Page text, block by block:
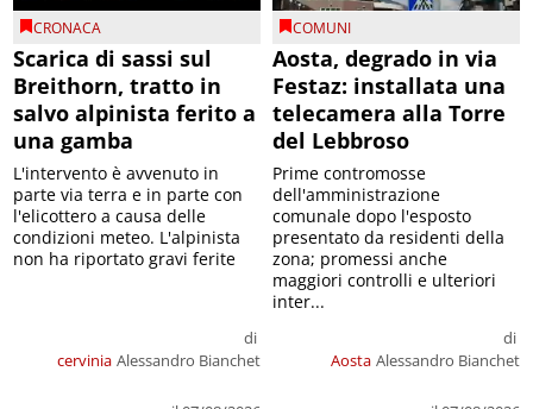
CRONACA
Scarica di sassi sul
Breithorn, tratto in
salvo alpinista ferito a
una gamba
cervinia
di
Alessandro Bianchet
L'intervento è avvenuto in
parte via terra e in parte con
l'elicottero a causa delle
condizioni meteo. L'alpinista
non ha riportato gravi ferite
COMUNI
Aosta, degrado in via
Festaz: installata una
telecamera alla Torre
del Lebbroso
Aosta
di
Alessandro Bianchet
Prime contromosse
dell'amministrazione
comunale dopo l'esposto
presentato da residenti della
zona; promessi anche
maggiori controlli e ulteriori
inter...